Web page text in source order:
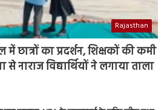
Rajasthan
छात्रों का प्रदर्शन, शिक्षकों की कमी
नाराज विद्यार्थियों ने लगाया ताला